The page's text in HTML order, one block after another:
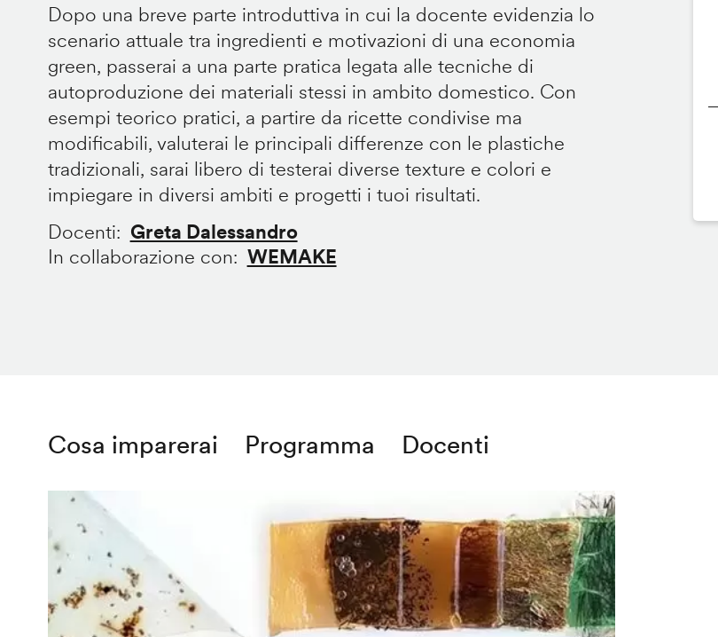
Dopo una breve parte introduttiva in cui la docente evidenzia lo
scenario attuale tra ingredienti e motivazioni di una economia
green, passerai a una parte pratica legata alle tecniche di
autoproduzione dei materiali stessi in ambito domestico. Con
esempi teorico pratici, a partire da ricette condivise ma
modificabili, valuterai le principali differenze con le plastiche
tradizionali, sarai libero di testerai diverse texture e colori e
impiegare in diversi ambiti e progetti i tuoi risultati.
Docenti
Greta Dalessandro
In collaborazione con
WEMAKE
Cosa imparerai Programma Docenti